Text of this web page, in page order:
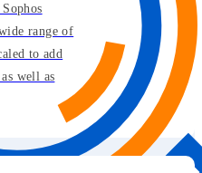
range of
to add
well as